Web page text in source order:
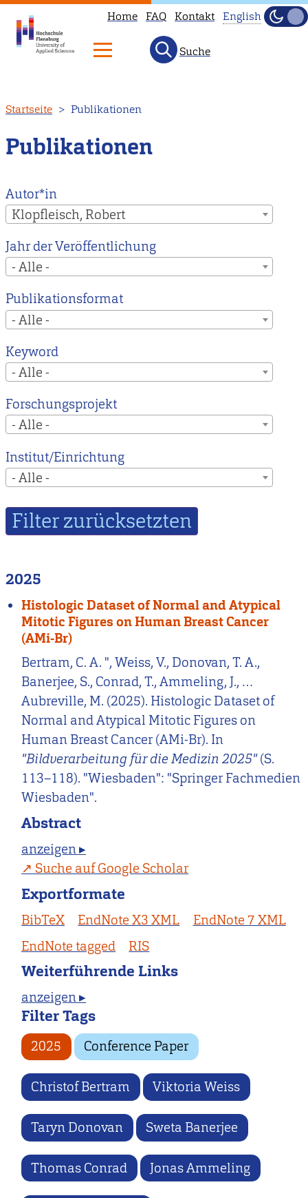
zum
Inhalt
Home FAQ Kontakt
to
our
main
instead.
English
Hell
Suche
Startseite Publikationen
Publikationen
Autor*in
Klopfleisch, Robert
Jahr der Veröffentlichung
- Alle -
Publikationsformat
- Alle -
Keyword
- Alle -
Forschungsprojekt
- Alle -
Institut/Einrichtung
- Alle -
2025
Histologic Dataset of Normal and Atypical
Mitotic Figures on Human Breast Cancer
(AMi-Br)
Bertram, C. A. ", Weiss, V., Donovan, T. A.,
Banerjee, S., Conrad, T., Ammeling, J., …
Aubreville, M. (2025). Histologic Dataset of
Normal and Atypical Mitotic Figures on
Human Breast Cancer (AMi-Br). In
"Bildverarbeitung für die Medizin 2025"(S.
113–118). "Wiesbaden": "Springer Fachmedien
Wiesbaden".
Abstract
anzeigen ▸
Suche auf Google Scholar
Exportformate
BibTeX EndNote X3 XML
EndNote 7 XML
EndNote tagged
RIS
Weiterführende Links
anzeigen ▸
Filter Tags
2025 Conference Paper
Christof Bertram Viktoria Weiss
Taryn Donovan Sweta Banerjee
Thomas Conrad Jonas Ammeling